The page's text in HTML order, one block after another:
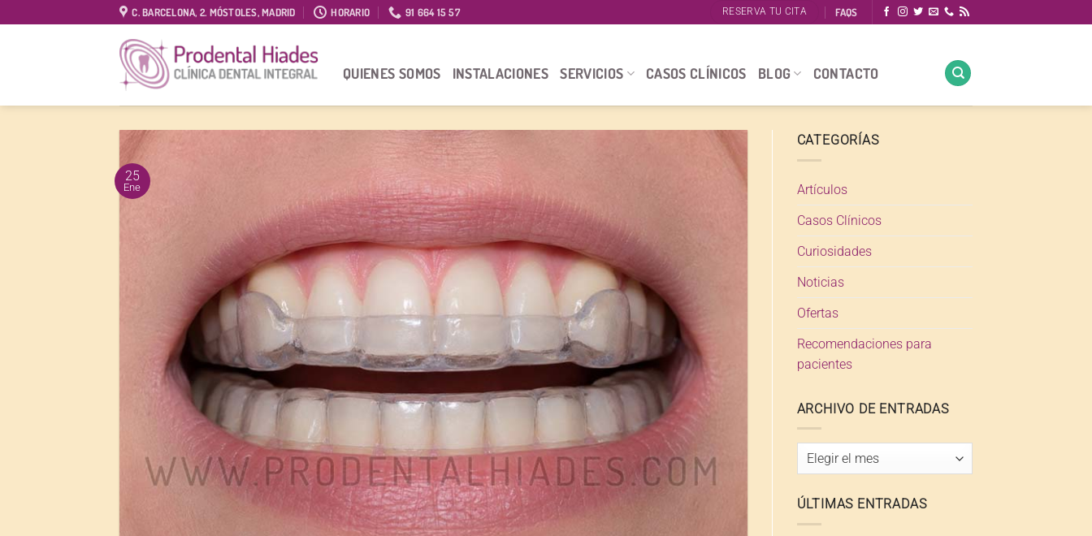
C. BARCELONA, 2. MÓSTOLES, MADRID HORARIO 91 664 15 57 RESERVA TU CITA FAQS
QUIENES SOMOS INSTALACIONES SERVICIOS CASOS CLÍNICOS BLOG CONTACTO
25
Ene
CATEGORÍAS
Artículos
Casos Clínicos
Curiosidades
Noticias
Ofertas
Recomendaciones para
pacientes
ARCHIVO DE ENTRADAS
Archivo
de
ÚLTIMAS ENTRADAS